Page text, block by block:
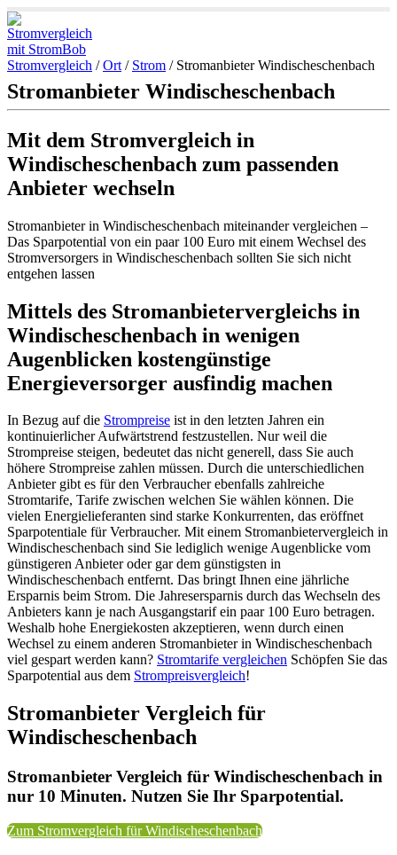
Stromvergleich /Ort / Strom / Stromanbieter Windischeschenbach
Stromanbieter Windischeschenbach
Mit dem Stromvergleich in
Windischeschenbach zum passenden
Anbieter wechseln
Stromanbieter in Windischeschenbach miteinander vergleichen –
Das Sparpotential von ein paar 100 Euro mit einem Wechsel des
Stromversorgers in Windischeschenbach sollten Sie sich nicht
entgehen lassen
Mittels des Stromanbietervergleichs in
Windischeschenbach in wenigen
Augenblicken kostengünstige
Energieversorger ausfindig machen
In Bezug auf die Strompreise ist in den letzten Jahren ein
kontinuierlicher Aufwärtstrend festzustellen. Nur weil die
Strompreise steigen, bedeutet das nicht generell, dass Sie auch
höhere Strompreise zahlen müssen. Durch die unterschiedlichen
Anbieter gibt es für den Verbraucher ebenfalls zahlreiche
Stromtarife, Tarife zwischen welchen Sie wählen können. Die
vielen Energielieferanten sind starke Konkurrenten, das eröffnet
Sparpotentiale für Verbraucher. Mit einem Stromanbietervergleich in
Windischeschenbach sind Sie lediglich wenige Augenblicke vom
günstigeren Anbieter oder gar dem günstigsten in
Windischeschenbach entfernt. Das bringt Ihnen eine jährliche
Ersparnis beim Strom. Die Jahresersparnis durch das Wechseln des
Anbieters kann je nach Ausgangstarif ein paar 100 Euro betragen.
Weshalb hohe Energiekosten akzeptieren, wenn durch einen
Wechsel zu einem anderen Stromanbieter in Windischeschenbach
viel gespart werden kann? Stromtarife vergleichen Schöpfen Sie das
Sparpotential aus dem Strompreisvergleich!
Stromanbieter Vergleich für
Windischeschenbach
Stromanbieter Vergleich für Windischeschenbach in
nur 10 Minuten. Nutzen Sie Ihr Sparpotential.
Zum Stromvergleich für Windischeschenbach